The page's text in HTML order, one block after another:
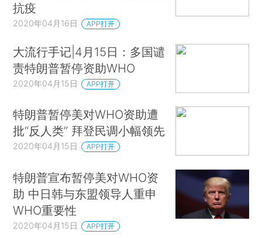
抗疫
2020年04月16日 APP打开
大流行手记|4月15日：多国谴
责特朗普暂停资助WHO
2020年04月15日 APP打开
特朗普暂停美对WHO资助遭
批“反人类” 拜登民调小幅领先
2020年04月15日 APP打开
特朗普宣布暂停美对WHO资
助 中日韩与东盟领导人重申
WHO重要性
2020年04月15日 APP打开